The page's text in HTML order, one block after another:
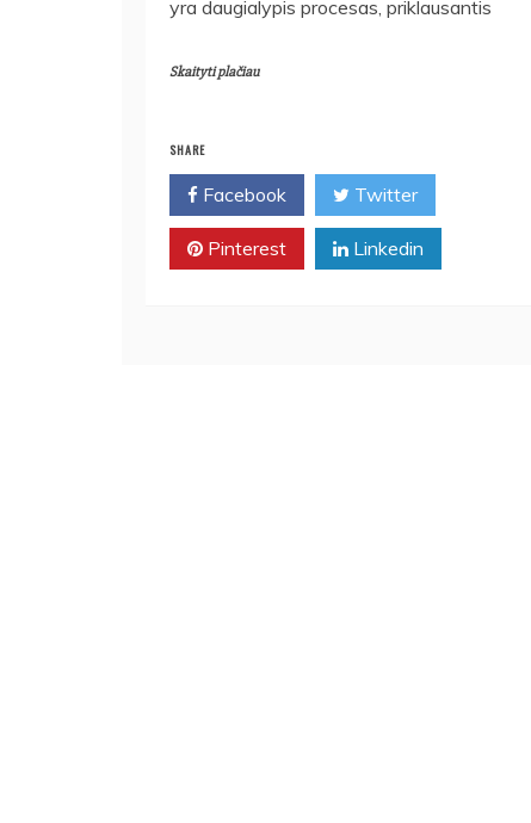
yra daugialypis procesas, priklausantis
Skaityti plačiau
SHARE
Facebook Twitter
Pinterest Linkedin